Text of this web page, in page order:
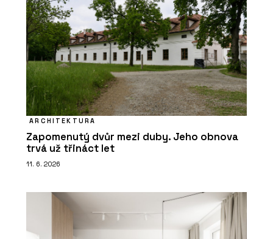
ARCHITEKTURA
Zapomenutý dvůr mezi duby. Jeho obnova
trvá už třináct let
11. 6. 2026